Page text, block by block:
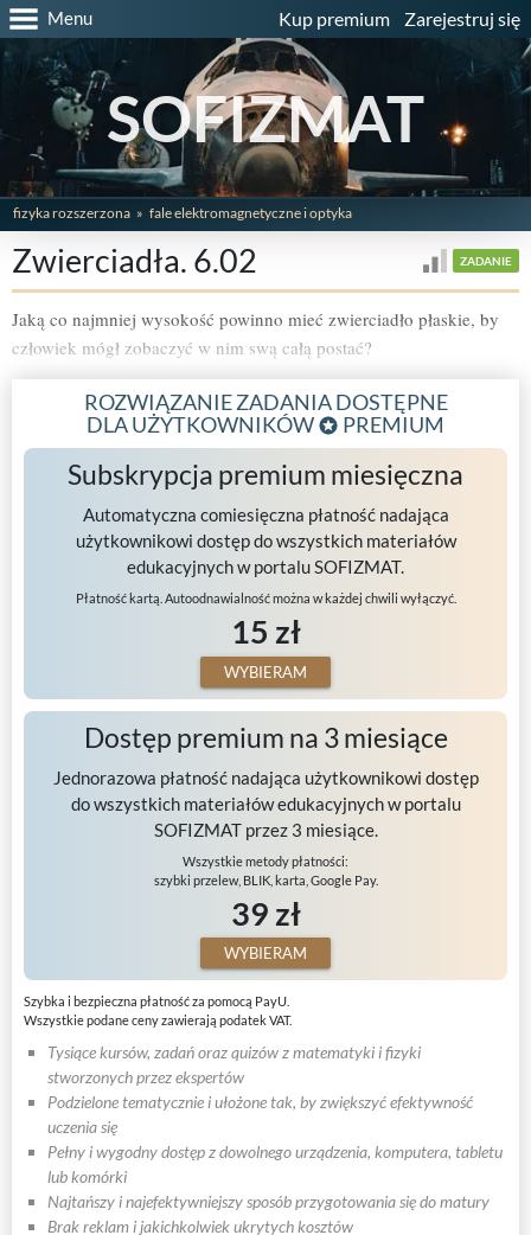
Menu Kup premium Zarejestruj się
SOFIZMAT
fizyka rozszerzona fale elektromagnetyczne i optyka
Zwierciadła. 6.02 ZADANIE
Jaką co najmniej wysokość powinno mieć zwierciadło płaskie, by
człowiek mógł zobaczyć w nim swą całą postać?
ROZWIĄZANIE ZADANIA DOSTĘPNE
DLA UŻYTKOWNIKÓW
PREMIUM
Subskrypcja premium miesięczna
Automatyczna comiesięczna płatność nadająca
użytkownikowi dostęp do wszystkich materiałów
edukacyjnych w portalu SOFIZMAT.
Płatność kartą. Autoodnawialność można w każdej chwili wyłączyć.
15 zł
WYBIERAM
Dostęp premium na 3 miesiące
Jednorazowa płatność nadająca użytkownikowi dostęp
do wszystkich materiałów edukacyjnych w portalu
SOFIZMAT przez 3 miesiące.
Wszystkie metody płatności:
szybki przelew, BLIK, karta, Google Pay.
39 zł
WYBIERAM
Szybka i bezpieczna płatność za pomocą PayU.
Wszystkie podane ceny zawierają podatek VAT.
Tysiące kursów, zadań oraz quizów z matematyki i fizyki
stworzonych przez ekspertów
Podzielone tematycznie i ułożone tak, by zwiększyć efektywność
uczenia się
Pełny i wygodny dostęp z dowolnego urządzenia, komputera, tabletu
lub komórki
Najtańszy i najefektywniejszy sposób przygotowania się do matury
Brak reklam i jakichkolwiek ukrytych kosztów